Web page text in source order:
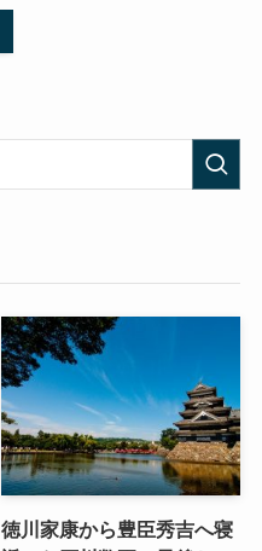
徳川家康から豊臣秀吉へ寝